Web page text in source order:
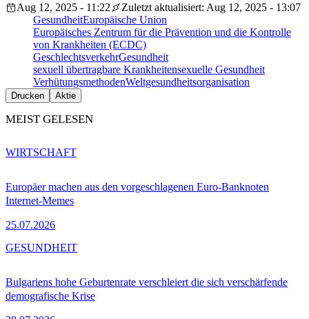
Aug 12, 2025 - 11:22
Zuletzt aktualisiert: Aug 12, 2025 - 13:07
GesundheitEuropäische Union
Europäisches Zentrum für die Prävention und die Kontrolle
von Krankheiten (ECDC)
GeschlechtsverkehrGesundheit
sexuell übertragbare Krankheitensexuelle Gesundheit
VerhütungsmethodenWeltgesundheitsorganisation
Drucken Aktie
MEIST GELESEN
Europäer machen aus den vorgeschlagenen Euro-Banknoten
Internet-Memes
25.07.2026
WIRTSCHAFT
Bulgariens hohe Geburtenrate verschleiert die sich verschärfende
demografische Krise
GESUNDHEIT